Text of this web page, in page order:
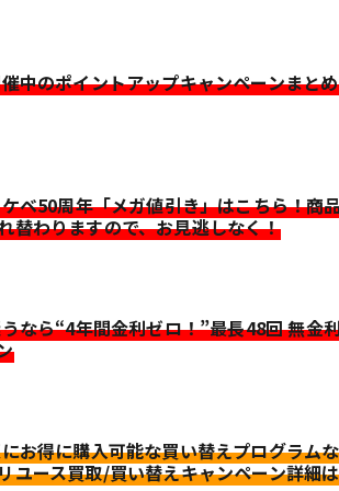
中のポイントアップキャンペーンまと
ベ50周年「メガ値引き」はこちら！商
替わりますので、お見逃しなく！
なら“4年間金利ゼロ！”最長48回 無金
お得に購入可能な買い替えプログラム
ユース買取/買い替えキャンペーン詳細